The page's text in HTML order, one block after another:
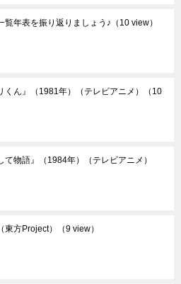
覧年表を振り返りましょう♪ （10 view）
くん』（1981年）（テレビアニメ）
（10
て物語』（1984年）（テレビアニメ）
東方Project） （9 view）